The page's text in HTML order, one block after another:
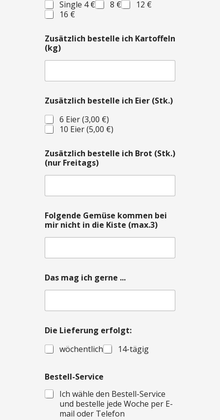
Single 4 €
8 €
12 €
16 €
Zusätzlich bestelle ich Kartoffeln
(kg)
n
-
L
e
f
e
r
d
e
s
Zusätzlich bestelle ich Eier (Stk.)
6 Eier (3,00 €)
10 Eier (5,00 €)
Zusätzlich bestelle ich Brot (Stk.)
(nur Freitags)
Folgende Gemüse kommen bei
mir nicht in die Kiste (max.3)
Das mag ich gerne ...
Die Lieferung erfolgt:
wöchentlich
14-tägig
Bestell-Service
Ich wähle den Bestell-Service
und bestelle jede Woche per E-
mail oder Telefon